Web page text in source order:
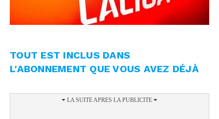
TOUT EST INCLUS DANS
L'ABONNEMENT QUE VOUS AVEZ DÉJÀ